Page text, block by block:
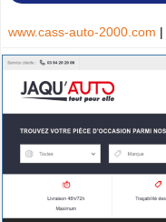
www.cass-auto-2000.com |